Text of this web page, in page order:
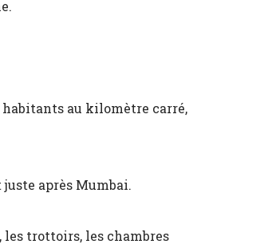
habitants au kilomètre carré,
après Mumbai.
les trottoirs, les chambres